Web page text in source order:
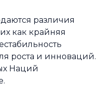
различия
как крайняя
роста и инноваций.
Наций